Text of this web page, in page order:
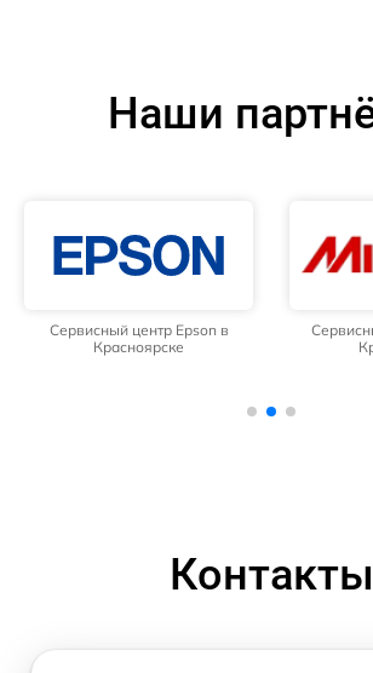
Наши
Сервисный центр Epson в
Красноярске
Контакты